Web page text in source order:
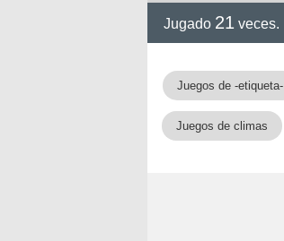
Jugado 21 veces.
Juegos de -etiqueta-
Juegos de climas